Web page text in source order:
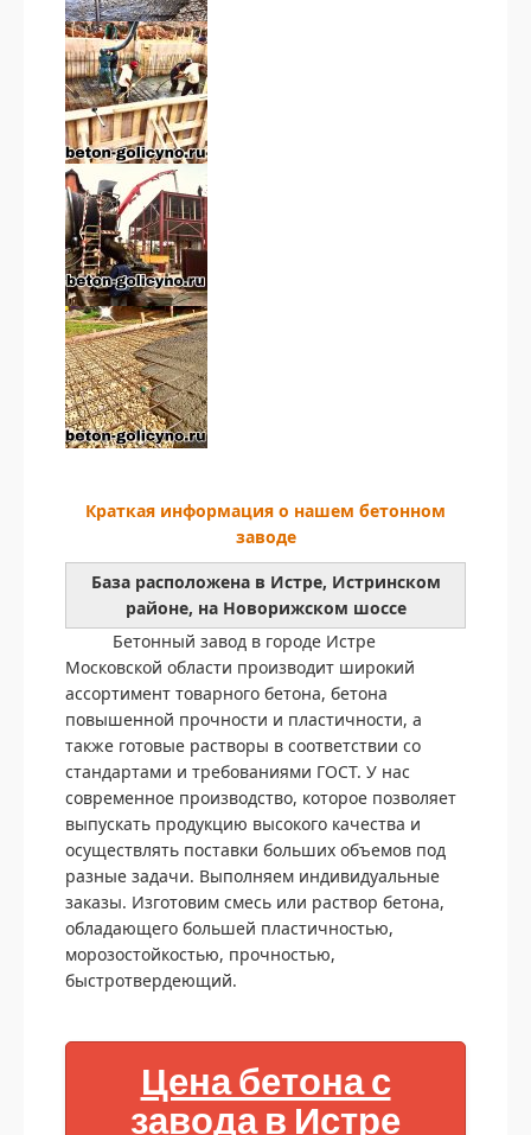
Краткая информация о нашем бетонном
заводе
База расположена в Истре, Истринском
районе, на Новорижском шоссе
Бетонный завод в городе Истре
Московской области производит широкий
ассортимент товарного бетона, бетона
повышенной прочности и пластичности, а
также готовые растворы в соответствии со
стандартами и требованиями ГОСТ. У нас
современное производство, которое позволяет
выпускать продукцию высокого качества и
осуществлять поставки больших объемов под
разные задачи. Выполняем индивидуальные
заказы. Изготовим смесь или раствор бетона,
обладающего большей пластичностью,
морозостойкостью, прочностью,
быстротвердеющий.
Цена бетона с
завода в Истре